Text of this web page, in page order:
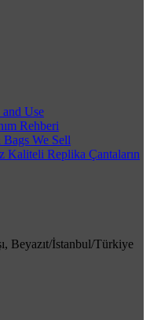
Use
Rehberi
We Sell
Kaliteli Replika Çantaların
Beyazıt/İstanbul/Türkiye